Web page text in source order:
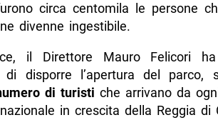
circa centomila le persone
divenne ingestibile.
il Direttore Mauro Felicori
di disporre l’apertura del parco,
di turisti che arrivano da
in crescita della Reggia di